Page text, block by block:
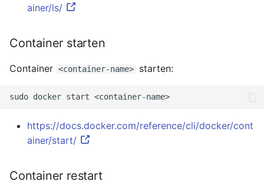
ainer/ls/
Container starten
Container <container-name> starten:
sudo docker start
https://docs.docker.com/reference/cli/docker/cont
ainer/start/
Container restart